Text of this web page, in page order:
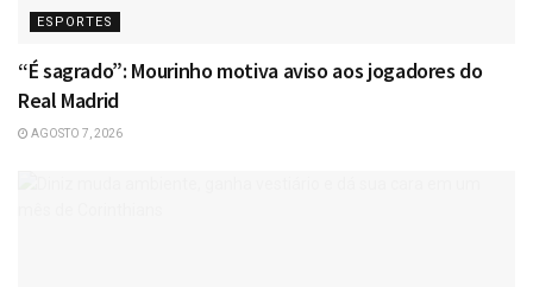
ESPORTES
“É sagrado”: Mourinho motiva aviso aos jogadores do
Real Madrid
AGOSTO 7, 2026